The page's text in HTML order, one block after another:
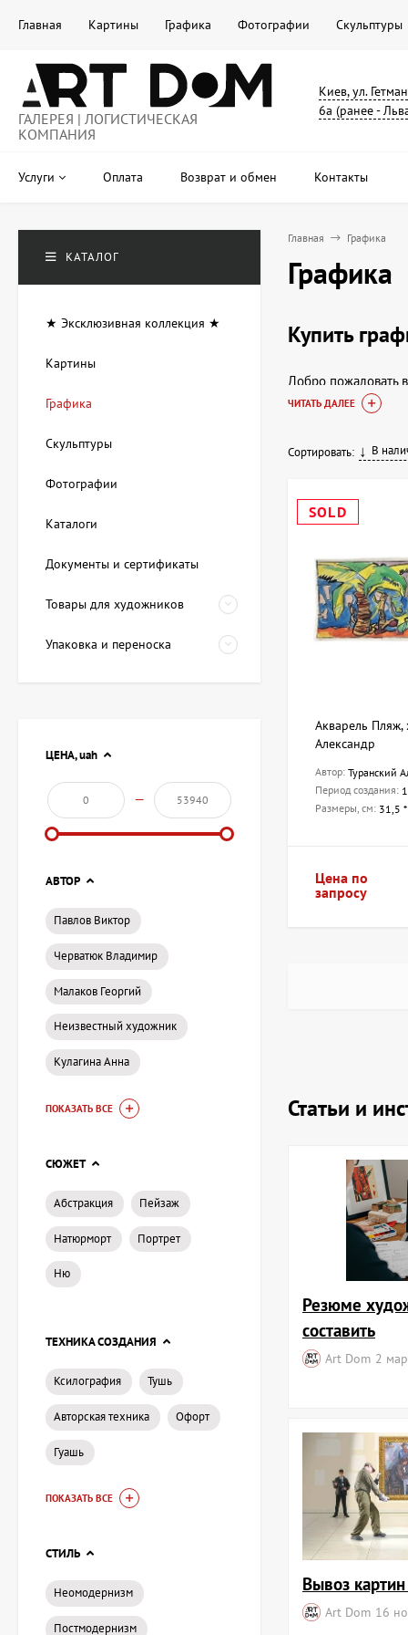
Главная Картины Графика Фотографии Скульптуры
ГАЛЕРЕЯ | ЛОГИСТИЧЕСКАЯ
КОМПАНИЯ
Киев, ул.
6а (ранее -
Услуги Оплата Возврат и обмен Контакты
Главная Графика
Графика
Купить
Добро пожаловать
сможете купить
Что такое
Графикой
станка. К
Гравюра:
Акварель:
Рисунок:
Иллюстрация
смотрится
Наш
В салоне ArtDom
стать акцентом в
высокое качество
Как
размер,
Независимо от
способны
Контактная
Для
Киев,
Email:
Откройте для
ЧИТАТЬ ДАЛЕЕ
Сортировать: В
SOLD
Акварель Пляж,
Александр
Автор: Туранский
Период создания:
Размеры, см: 31,5
Цена по
запросу
Статьи и
Резюме
составить
Art Dom 2
Вывоз
Art Dom 16
КАТАЛОГ
★ Эксклюзивная коллекция ★
Картины
Графика
Скульптуры
Фотографии
Каталоги
Документы и сертификаты
Товары для художников
Упаковка и переноска
ЦЕНА,uah
—
АВТОР
Павлов Виктор
Черватюк Владимир
Малаков Георгий
Неизвестный художник
Кулагина Анна
ПОКАЗАТЬ ВСЕ
СЮЖЕТ
Абстракция Пейзаж
Натюрморт Портрет
Ню
ТЕХНИКА СОЗДАНИЯ
Ксилография Тушь
Авторская техника Офорт
Гуашь
ПОКАЗАТЬ ВСЕ
СТИЛЬ
Неомодернизм
Постмодернизм